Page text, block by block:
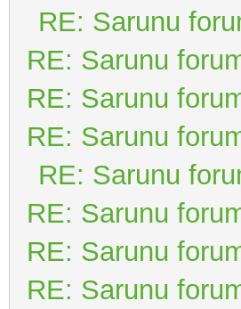
RE: Sarunu
RE: Sarunu
RE: Sarunu
RE: Sarunu
RE: Sarunu
RE: Sarunu
RE: Sarunu
RE: Sarunu